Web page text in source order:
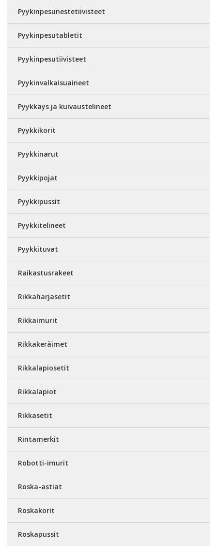
Pyykinpesunestetiivisteet
Pyykinpesutabletit
Pyykinpesutiivisteet
Pyykinvalkaisuaineet
Pyykkäys ja kuivaustelineet
Pyykkikorit
Pyykkinarut
Pyykkipojat
Pyykkipussit
Pyykkitelineet
Pyykkituvat
Raikastusrakeet
Rikkaharjasetit
Rikkaimurit
Rikkakeräimet
Rikkalapiosetit
Rikkalapiot
Rikkasetit
Rintamerkit
Robotti-imurit
Roska-astiat
Roskakorit
Roskapussit